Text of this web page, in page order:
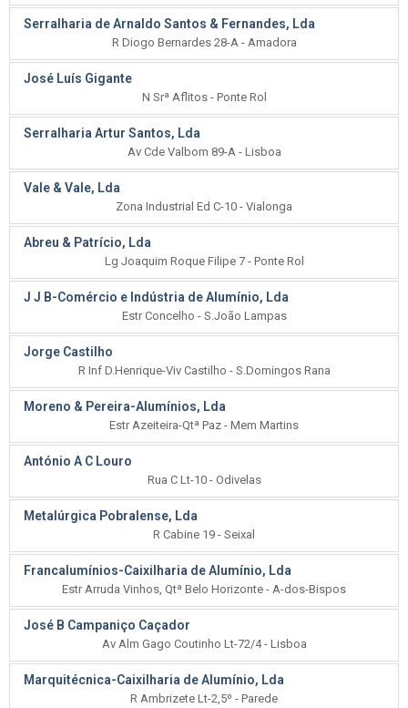
Serralharia de Arnaldo Santos & Fernandes, Lda
R Diogo Bernardes 28-A - Amadora
José Luís Gigante
N Srª Aflitos - Ponte Rol
Serralharia Artur Santos, Lda
Av Cde Valbom 89-A - Lisboa
Vale & Vale, Lda
Zona Industrial Ed C-10 - Vialonga
Abreu & Patrício, Lda
Lg Joaquim Roque Filipe 7 - Ponte Rol
J J B-Comércio e Indústria de Alumínio, Lda
Estr Concelho - S.João Lampas
Jorge Castilho
R Inf D.Henrique-Viv Castilho - S.Domingos Rana
Moreno & Pereira-Alumínios, Lda
Estr Azeiteira-Qtª Paz - Mem Martins
António A C Louro
Rua C Lt-10 - Odivelas
Metalúrgica Pobralense, Lda
R Cabine 19 - Seixal
Francalumínios-Caixilharia de Alumínio, Lda
Estr Arruda Vinhos, Qtª Belo Horizonte - A-dos-Bispos
José B Campaniço Caçador
Av Alm Gago Coutinho Lt-72/4 - Lisboa
Marquitécnica-Caixilharia de Alumínio, Lda
R Ambrizete Lt-2,5º - Parede